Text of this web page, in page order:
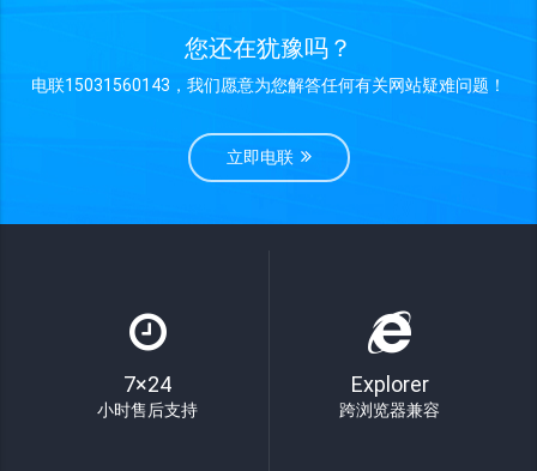
您还在犹豫吗？
电联15031560143，我们愿意为您解答任何有关网站疑难问题！
立即电联
7×24
小时售后支持
Explorer
跨浏览器兼容